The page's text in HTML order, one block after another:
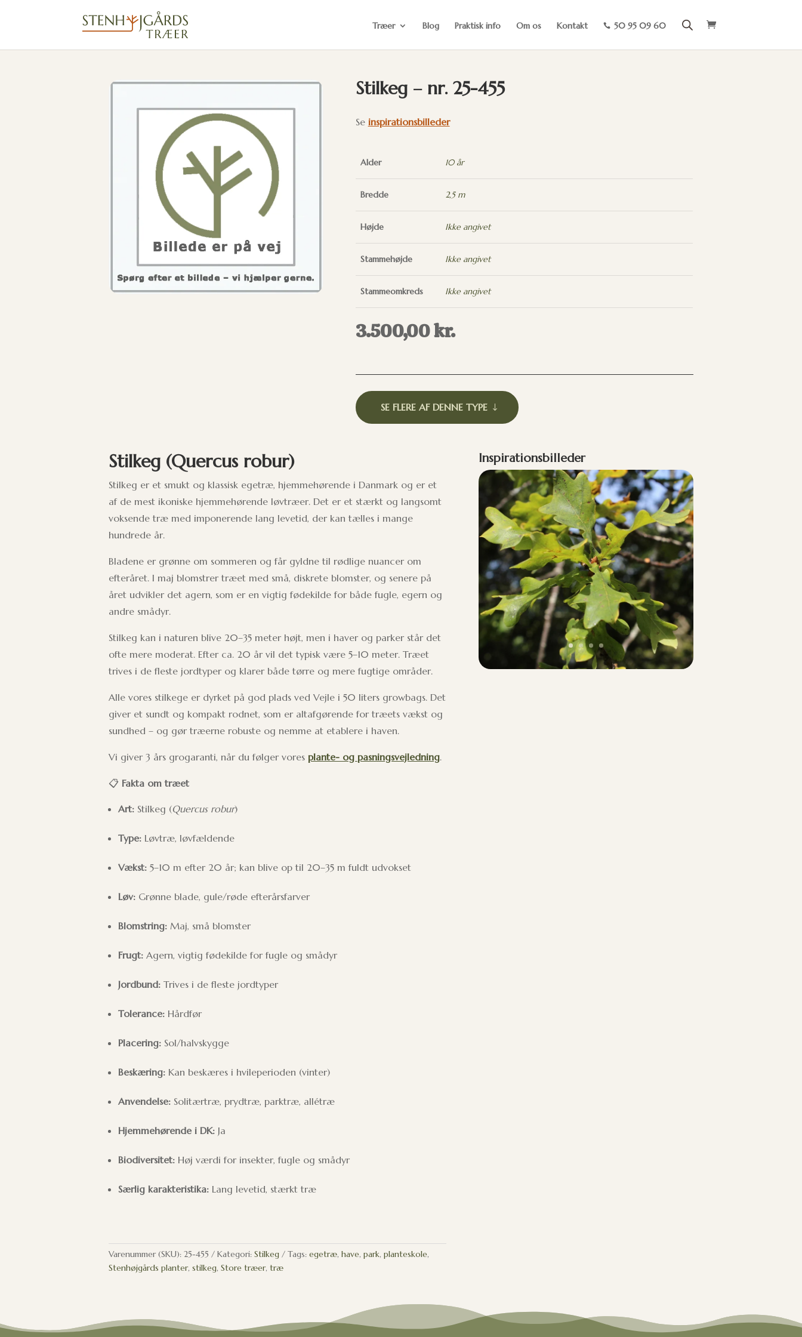
Træer Blog Praktisk info Om os Kontakt  50 95 09 60
Stilkeg – nr. 25-455
Se inspirationsbilleder
Alder 10 år
Bredde 2,5 m
Højde Ikke angivet
Stammehøjde Ikke angivet
Stammeomkreds Ikke angivet
3.500,00kr.
SE FLERE AF DENNE TYPE
Stilkeg (Quercus robur)
Stilkeg er et smukt og klassisk egetræ, hjemmehørende i Danmark og er et
af de mest ikoniske hjemmehørende løvtræer. Det er et stærkt og langsomt
voksende træ med imponerende lang levetid, der kan tælles i mange
hundrede år.
Bladene er grønne om sommeren og får gyldne til rødlige nuancer om
efteråret. I maj blomstrer træet med små, diskrete blomster, og senere på
året udvikler det agern, som er en vigtig fødekilde for både fugle, egern og
andre smådyr.
Stilkeg kan i naturen blive 20–35 meter højt, men i haver og parker står det
ofte mere moderat. Efter ca. 20 år vil det typisk være 5–10 meter. Træet
trives i de fleste jordtyper og klarer både tørre og mere fugtige områder.
Alle vores stilkege er dyrket på god plads ved Vejle i 50 liters growbags. Det
giver et sundt og kompakt rodnet, som er altafgørende for træets vækst og
sundhed – og gør træerne robuste og nemme at etablere i haven.
Vi giver 3 års grogaranti, når du følger voresplante- og pasningsvejledning.
📋Fakta om træet
Art: Stilkeg (Quercus robur)
Type: Løvtræ, løvfældende
Vækst: 5–10 m efter 20 år; kan blive op til 20–35 m fuldt udvokset
Løv: Grønne blade, gule/røde efterårsfarver
Blomstring: Maj, små blomster
Frugt: Agern, vigtig fødekilde for fugle og smådyr
Jordbund: Trives i de fleste jordtyper
Tolerance: Hårdfør
Placering: Sol/halvskygge
Beskæring: Kan beskæres i hvileperioden (vinter)
Anvendelse: Solitærtræ, prydtræ, parktræ, allétræ
Hjemmehørende i DK: Ja
Biodiversitet: Høj værdi for insekter, fugle og smådyr
Særlig karakteristika: Lang levetid, stærkt træ
Varenummer (SKU):25-455 Kategori:Stilkeg Tags:egetræ,have,park,planteskole,
Stenhøjgårds planter,stilkeg,Store træer,træ
Inspirationsbilleder